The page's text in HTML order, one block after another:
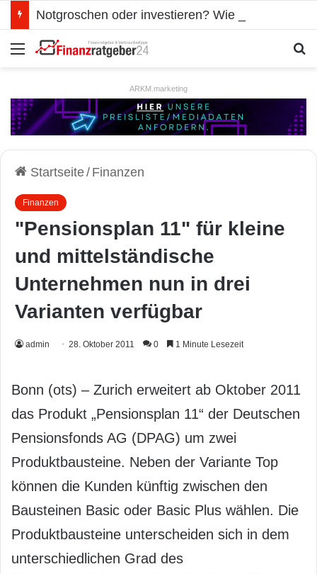
Menü
ARKM.marketing
Startseite/ Finanzen
Finanzen
"Pensionsplan 11" für kleine
und mittelständische
Unternehmen nun in drei
Varianten verfügbar
admin 28. Oktober 2011 0 1 Minute Lesezeit
Bonn (ots) – Zurich erweitert ab Oktober 2011
das Produkt „Pensionsplan 11“ der Deutschen
Pensionsfonds AG (DPAG) um zwei
Produktbausteine. Neben der Variante Top
können die Kunden künftig zwischen den
Bausteinen Basic oder Basic Plus wählen. Die
Produktbausteine unterscheiden sich in dem
unterschiedlichen Grad des